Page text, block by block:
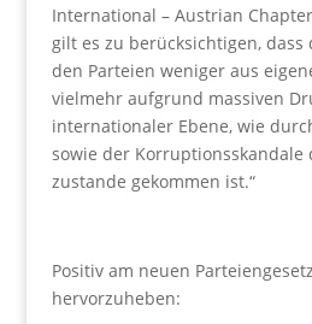
International – Austrian
gilt es zu berücksichtigen, dass
den Parteien weniger aus
vielmehr aufgrund massiven
internationaler Ebene, wie
sowie der Korruptionsskandale
zustande gekommen ist.“
Positiv am neuen
hervorzuheben: